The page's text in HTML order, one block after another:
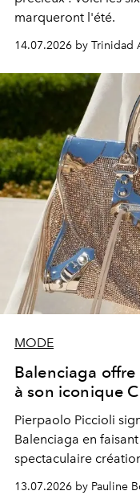
marqueront l'été.
14.07.2026 by Trinidad
MODE
Balenciaga
à son iconique
Pierpaolo Piccioli
Balenciaga en
spectaculaire
13.07.2026 by Pauline